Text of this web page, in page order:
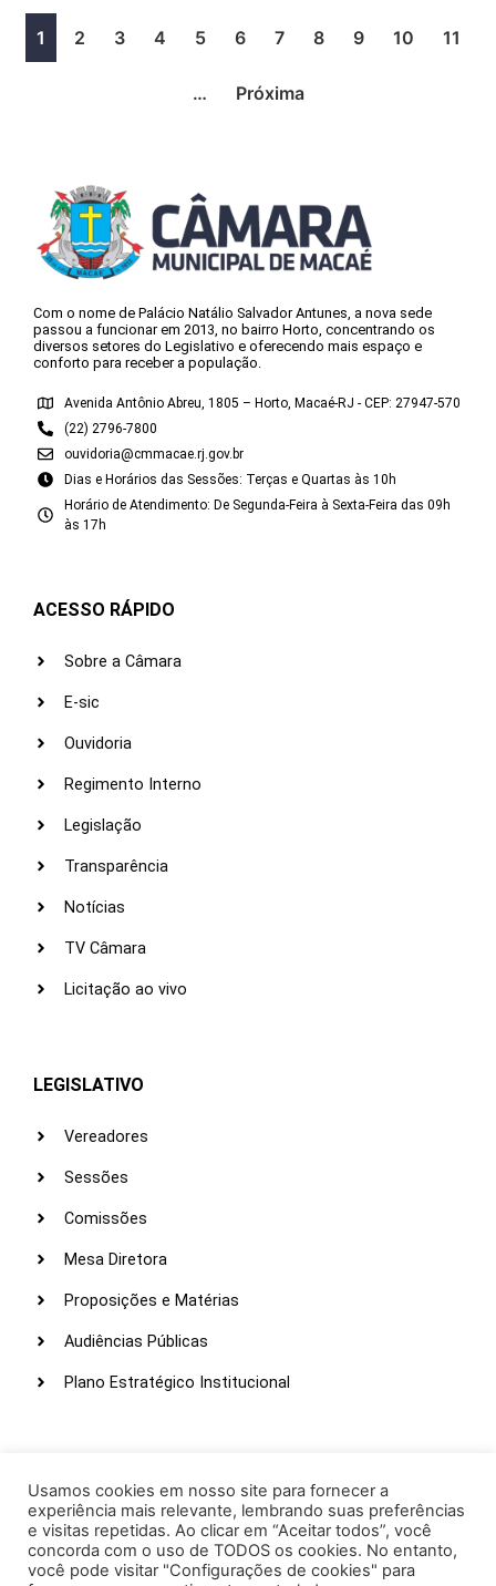
1 2 3 4 5 6 7 8 9 10 11
… Próxima
Com o nome de Palácio Natálio Salvador Antunes, a nova sede
passou a funcionar em 2013, no bairro Horto, concentrando os
diversos setores do Legislativo e oferecendo mais espaço e
conforto para receber a população.
Avenida Antônio Abreu, 1805 – Horto, Macaé-RJ - CEP: 27947-570
(22) 2796-7800
ouvidoria@cmmacae.rj.gov.br
Dias e Horários das Sessões: Terças e Quartas às 10h
Horário de Atendimento: De Segunda-Feira à Sexta-Feira das 09h
às 17h
ACESSO RÁPIDO
Sobre a Câmara
E-sic
Ouvidoria
Regimento Interno
Legislação
Transparência
Notícias
TV Câmara
Licitação ao vivo
LEGISLATIVO
Vereadores
Sessões
Comissões
Mesa Diretora
Proposições e Matérias
Audiências Públicas
Plano Estratégico Institucional
Webmail
Intranet
Administração
Usamos cookies em nosso site para fornecer a
experiência mais relevante, lembrando suas preferências
e visitas repetidas. Ao clicar em “Aceitar todos”, você
concorda com o uso de TODOS os cookies. No entanto,
você pode visitar "Configurações de cookies" para